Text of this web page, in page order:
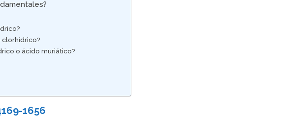
clorhídrico?
o ácido muriático?
1656